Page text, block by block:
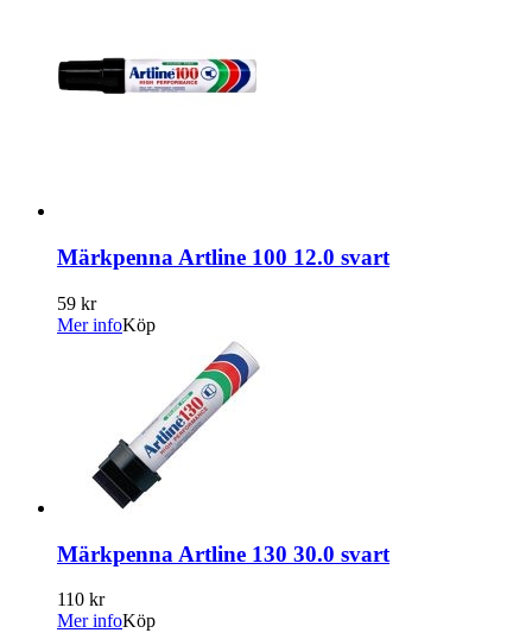
Märkpenna Artline 100 12.0 svart
59 kr
Mer infoKöp
Märkpenna Artline 130 30.0 svart
110 kr
Mer infoKöp